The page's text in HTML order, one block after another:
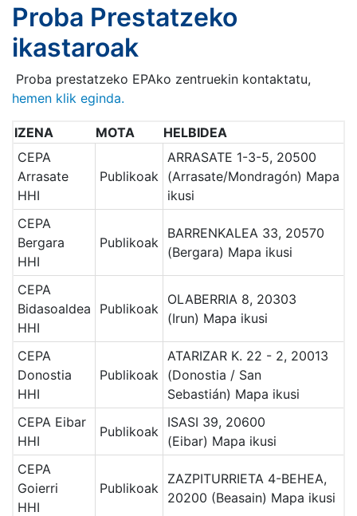
Proba Prestatzeko
ikastaroak
Proba prestatzeko EPAko zentruekin kontaktatu,
hemen klik eginda.
IZENA MOTA
HELBIDEA
CEPA
Arrasate
HHI
Publikoak
ARRASATE 1-3-5, 20500
(Arrasate/Mondragón) Mapa
ikusi
CEPA
Bergara
HHI
Publikoak
BARRENKALEA 33, 20570
(Bergara) Mapa ikusi
CEPA
Bidasoaldea
HHI
Publikoak
OLABERRIA 8, 20303
(Irun) Mapa ikusi
CEPA
Donostia
HHI
Publikoak
ATARIZAR K. 22 - 2, 20013
(Donostia / San
Sebastián) Mapa ikusi
CEPA Eibar
HHI
Publikoak
ISASI 39, 20600
(Eibar) Mapa ikusi
CEPA
Goierri
HHI
Publikoak
ZAZPITURRIETA 4-BEHEA,
20200 (Beasain) Mapa ikusi